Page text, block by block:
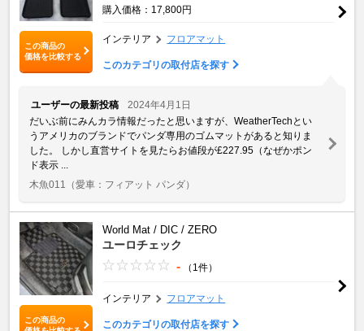
この商品の
価格を比較する
購入価格：17,800円
インテリア フロアマット
このカテゴリの取付店を探す
ユーザーの最新投稿
2024年4月1日
だいぶ前にみんカラ情報だったと思いますが、WeatherTechとい
うアメリカのブランドでパンダ専用のゴムマットがあると知りま
した。 しかし直営サイトを見たらお値段が£227.95（なぜかポン
ド表示 ...
木魚011
（愛車：フィアット パンダ）
この商品の
World Mat / DIC / ZERO
ユーロチェック
- （1件）
インテリア フロアマット
このカテゴリの取付店を探す